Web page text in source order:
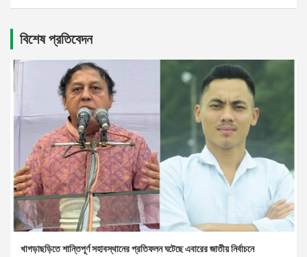
বিশেষ প্রতিবেদন
খাগড়াছড়িতে শান্তিপূর্ণ সহাবস্থানের প্রতিফলন ঘটেছে এবারের জাতীয় নির্বাচনে